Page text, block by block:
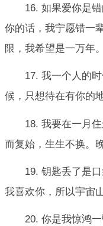
16. 如果爱你是
你的话，我宁愿错一
限，我希望是一万年
17. 我一个人的
候，只想待在有你的
18. 我要在一月
而复始，生生不换。
19. 钥匙丢了是
我喜欢你，所以宇宙
20. 你是我惊鸿